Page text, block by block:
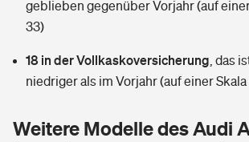
Zur Übersicht
Tools
Hochwasser-Check: Wie gefährdet ist Ihr
Hundehalter-Haftpflicht
Handyversicherung
Private Cyberversicherung
Tools
Wer versichert was: Jetzt Versicherer finden
geblieben gegenüber Vorjahr (auf
33)
18 in der Vollkaskoversicherung das
niedriger als im Vorjahr (auf einer
Weitere Modelle des Audi